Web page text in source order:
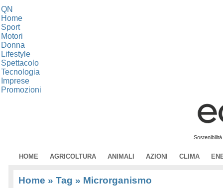
QN
Home
Sport
Motori
Donna
Lifestyle
Spettacolo
Tecnologia
Imprese
Promozioni
HOME AGRICOLTURA ANIMALI AZIONI CLIMA
Home » Tag » Microrganismo